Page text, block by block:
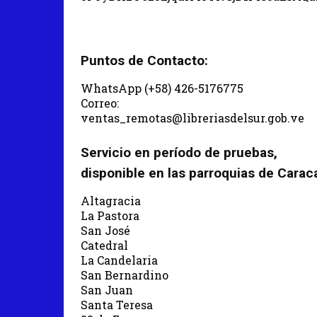
Puntos de Contacto:
WhatsApp (+58) 426-5176775
Correo:
ventas_remotas@libreriasdelsur.gob.ve
Servicio en período de pruebas,
disponible en las parroquias de
Altagracia
La Pastora
San José
Catedral
La Candelaria
San Bernardino
San Juan
Santa Teresa